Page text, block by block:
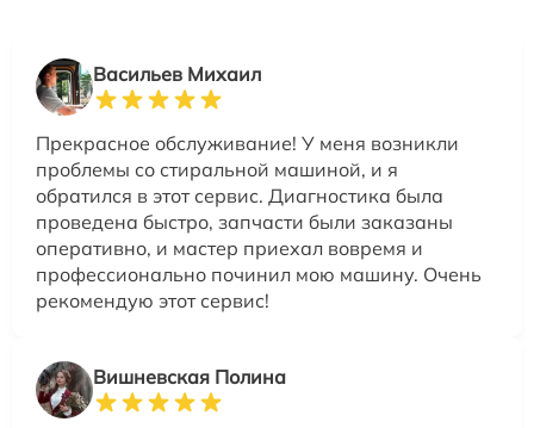
Васильев Михаил
Прекрасное обслуживание! У меня возникли
проблемы со стиральной машиной, и я
обратился в этот сервис. Диагностика была
проведена быстро, запчасти были заказаны
оперативно, и мастер приехал вовремя и
профессионально починил мою машину. Очень
рекомендую этот сервис!
Вишневская Полина